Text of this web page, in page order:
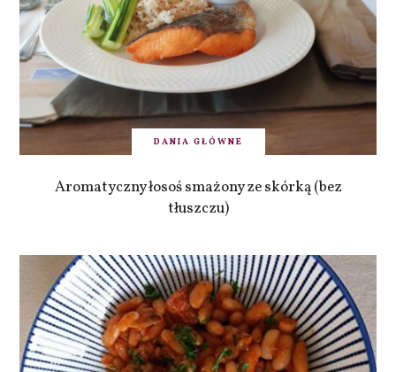
DANIA GŁÓWNE
Aromatyczny łosoś smażony ze skórką (bez
tłuszczu)